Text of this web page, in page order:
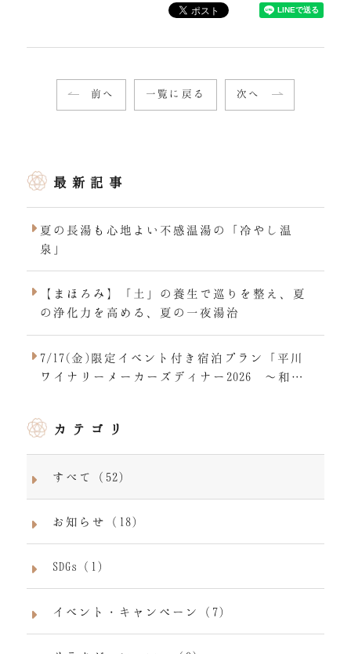
前へ 一覧に戻る 次へ
最新記事
夏の長湯も心地よい不感温湯の「冷やし温
泉」
【まほろみ】「土」の養生で巡りを整え、夏
の浄化力を高める、夏の一夜湯治
7/17(金)限定イベント付き宿泊プラン「平川
ワイナリーメーカーズディナー2026 ～和モ
カテゴリ
すべて（52）
お知らせ（18）
SDGs（1）
イベント・キャンペーン（7）